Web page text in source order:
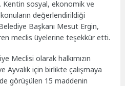
Kentin sosyal, ekonomik ve
değerlendirildiği
Başkanı Mesut Ergin,
meclis üyelerine teşekkür etti.
Meclisi olarak halkımızın
Ayvalık için birlikte çalışmaya
görüşülen 15 maddenin